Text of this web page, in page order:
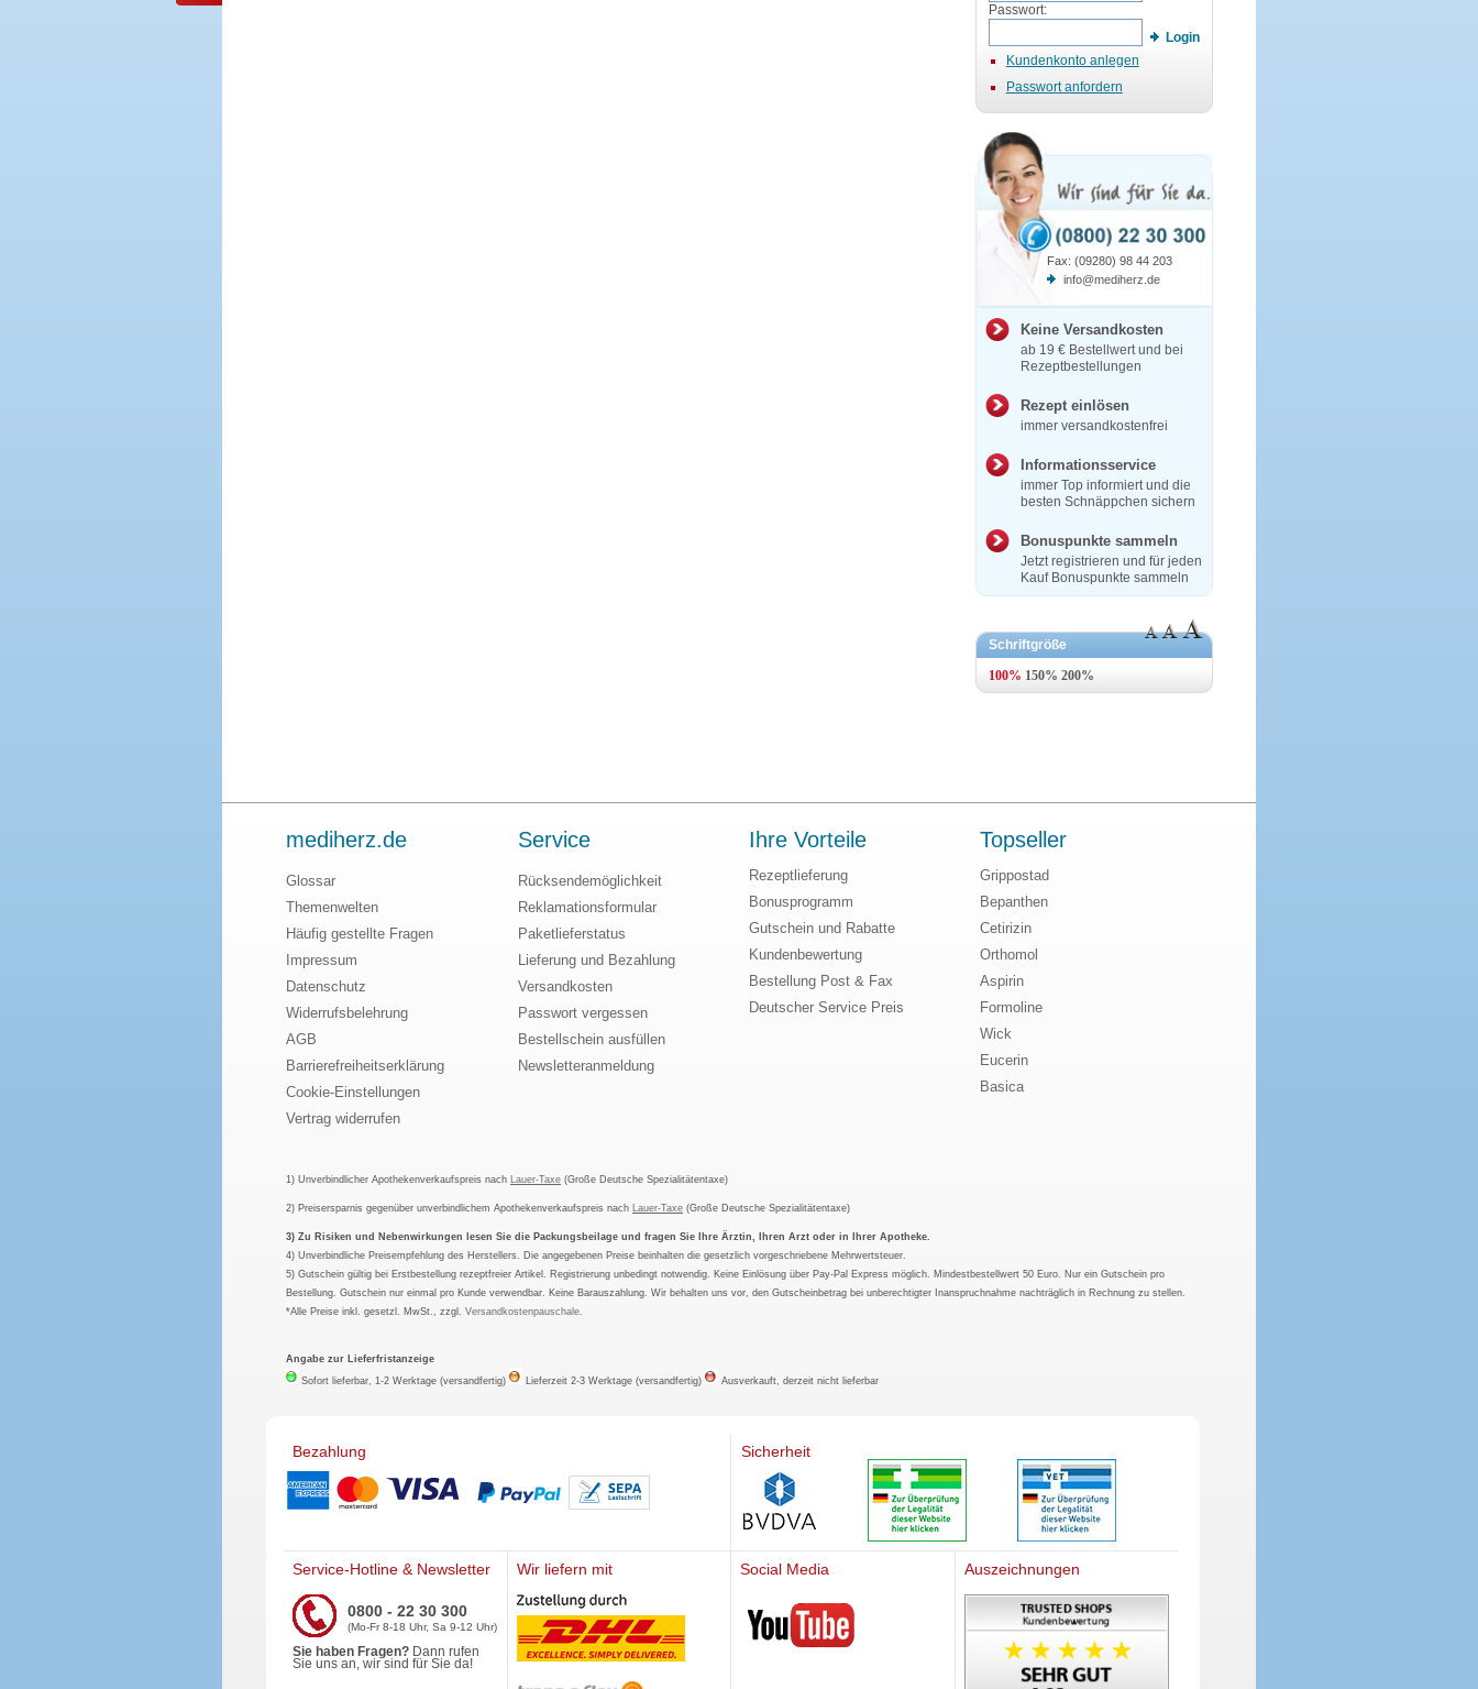
Passwort:
Login
Kundenkonto anlegen
Passwort anfordern
Fax: (09280) 98 44 203
info@mediherz.de
Keine Versandkosten
ab 19 € Bestellwert und bei
Rezeptbestellungen
Rezept einlösen
immer versandkostenfrei
Informationsservice
immer Top informiert und die
besten Schnäppchen sichern
Bonuspunkte sammeln
Jetzt registrieren und für jeden
Kauf Bonuspunkte sammeln
Schriftgröße
mediherz.de
Glossar
Themenwelten
Häufig gestellte Fragen
Impressum
Datenschutz
Widerrufsbelehrung
AGB
Barrierefreiheitserklärung
Cookie-Einstellungen
Vertrag widerrufen
Service
Rücksendemöglichkeit
Reklamationsformular
Paketlieferstatus
Lieferung und Bezahlung
Versandkosten
Passwort vergessen
Bestellschein ausfüllen
Newsletteranmeldung
Ihre Vorteile
Rezeptlieferung
Bonusprogramm
Gutschein und Rabatte
Kundenbewertung
Bestellung Post & Fax
Deutscher Service Preis
Topseller
Grippostad
Bepanthen
Cetirizin
Orthomol
Aspirin
Formoline
Wick
Eucerin
Basica
1) Unverbindlicher Apothekenverkaufspreis nach Lauer-Taxe (Große Deutsche Spezialitätentaxe)
2) Preisersparnis gegenüber unverbindlichem Apothekenverkaufspreis nach Lauer-Taxe (Große Deutsche Spezialitätentaxe)
3) Zu Risiken und Nebenwirkungen lesen Sie die Packungsbeilage und fragen Sie Ihre Ärztin, Ihren Arzt oder in Ihrer Apotheke.
4) Unverbindliche Preisempfehlung des Herstellers. Die angegebenen Preise beinhalten die gesetzlich vorgeschriebene Mehrwertsteuer.
5) Gutschein gültig bei Erstbestellung rezeptfreier Artikel. Registrierung unbedingt notwendig. Keine Einlösung über Pay-Pal Express möglich. Mindestbestellwert 50 Euro. Nur ein Gutschein pro
Bestellung. Gutschein nur einmal pro Kunde verwendbar. Keine Barauszahlung. Wir behalten uns vor, den Gutscheinbetrag bei unberechtigter Inanspruchnahme nachträglich in Rechnung zu stellen.
*Alle Preise inkl. gesetzl. MwSt., zzgl.Versandkostenpauschale.
Angabe zur Lieferfristanzeige
Sofort lieferbar, 1-2 Werktage (versandfertig)
Lieferzeit 2-3 Werktage (versandfertig) Ausverkauft, derzeit nicht lieferbar
Bezahlung Sicherheit
Service-Hotline & Newsletter
0800 - 22 30 300
(Mo-Fr 8-18 Uhr, Sa 9-12 Uhr)
Sie haben Fragen? Dann rufen
Sie uns an, wir sind für Sie da!
Wir liefern mit Social Media
Mediherz
Auszeichnungen